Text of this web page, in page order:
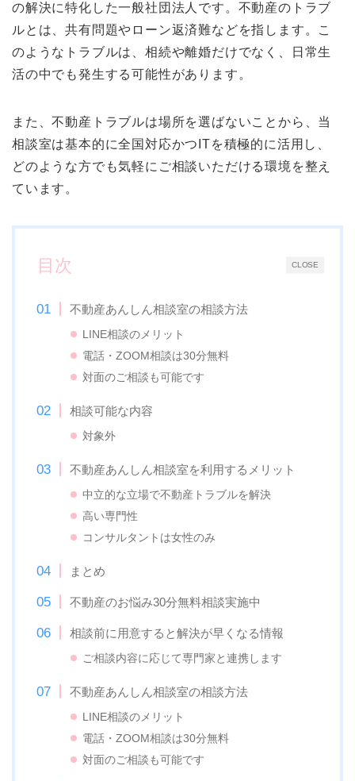
の解決に特化した一般社団法人です。不動産のトラブ
ルとは、共有問題やローン返済難などを指します。こ
のようなトラブルは、相続や離婚だけでなく、日常生
活の中でも発生する可能性があります。
また、不動産トラブルは場所を選ばないことから、当
相談室は基本的に全国対応かつITを積極的に活用し、
どのような方でも気軽にご相談いただける環境を整え
ています。
CLOSE
目次
不動産あんしん相談室の相談方法
LINE相談のメリット
電話・ZOOM相談は30分無料
対面のご相談も可能です
相談可能な内容
対象外
不動産あんしん相談室を利用するメリット
中立的な立場で不動産トラブルを解決
高い専門性
コンサルタントは女性のみ
まとめ
不動産のお悩み30分無料相談実施中
相談前に用意すると解決が早くなる情報
ご相談内容に応じて専門家と連携します
不動産あんしん相談室の相談方法
LINE相談のメリット
電話・ZOOM相談は30分無料
対面のご相談も可能です